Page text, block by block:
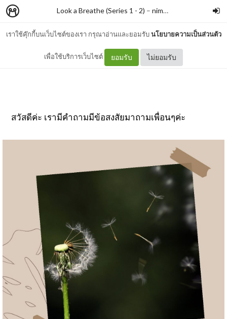
เราใช้คุ๊กกี้บนเว็บไซต์ของเรา กรุณาอ่านและยอมรับนโยบายความเป็นส่วนตัว
เพื่อใช้บริการเว็บไซต์ ยอมรับ ไม่ยอมรับ
Look a Breathe (Series 1 - 2) – nimon
#098 ..... คืออะไร
สวัสดีค่ะ เรามีคำถามมีข้อสงสัยมาถามเพื่อนๆค่ะ